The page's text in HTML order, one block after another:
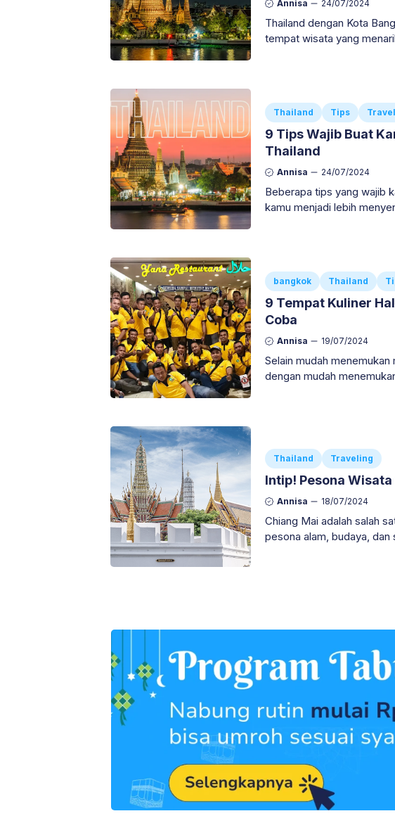
Annisa 24/07/2024
Thailand dengan Kota
tempat wisata yang
Thailand Tips
9 Tips Wajib Buat
Thailand
Annisa 24/07/2024
Beberapa tips yang wajib
kamu menjadi lebih
bangkok Thailand
9 Tempat Kuliner
Coba
Annisa 19/07/2024
Selain mudah
dengan mudah menemukan
Thailand Traveling
Intip! Pesona
Annisa 18/07/2024
Chiang Mai adalah salah
pesona alam, budaya, dan